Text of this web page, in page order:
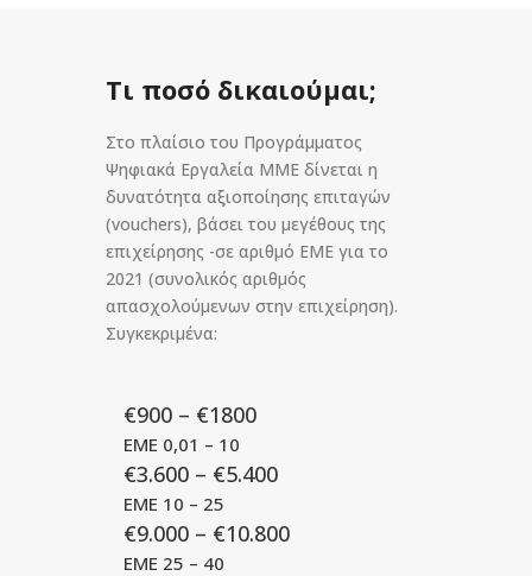
Τι ποσό δικαιούμαι;
Στο πλαίσιο του Προγράμματος
Ψηφιακά Εργαλεία ΜΜΕ δίνεται η
δυνατότητα αξιοποίησης επιταγών
(vouchers), βάσει του μεγέθους της
επιχείρησης -σε αριθμό ΕΜΕ για το
2021 (συνολικός αριθμός
απασχολούμενων στην επιχείρηση).
Συγκεκριμένα:
€900 – €1800
ΕΜΕ 0,01 – 10
€3.600 – €5.400
ΕΜΕ 10 – 25
€9.000 – €10.800
ΕΜΕ 25 – 40